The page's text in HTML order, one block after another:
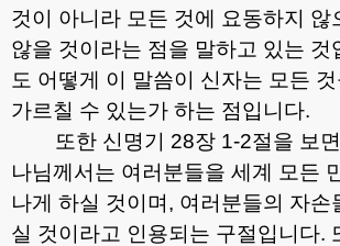
것이 아니라 모든 것에 요동하지 않
않을 것이라는 점을 말하고 있는 것
도 어떻게 이 말씀이 신자는 모든
가르칠 수 있는가 하는 점입니다.
또한 신명기 28장 1-2절을 보
나님께서는 여러분들을 세계 모든
나게 하실 것이며 , 여러분들의 자손
실 것이라고 인용되는 구절입니다.